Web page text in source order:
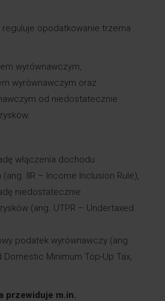
reguluje opodatkowanie trzema
wyrównawczym,
wyrównawczym oraz
od niedostatecznie
włączenia dochodu
IIR – Income Inclusion Rule),
niedostatecznie
(ang. UTPR – Undertaxed
podatek wyrównawczy (ang.
Domestic Minimum Top-Up Tax,
przewiduje m.in.